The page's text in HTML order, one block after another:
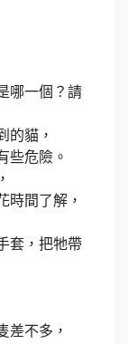
哪一個？請
的貓，
些危險。
時間了解，
套，把牠帶
差不多，